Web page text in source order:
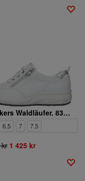
Sneakers Waldläufer. 831001-299-663
6,5 7 7,5
1 425 kr